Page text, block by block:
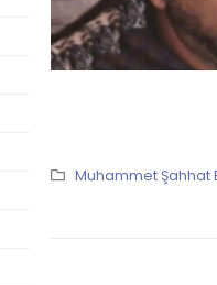
Muhammet Şahhat